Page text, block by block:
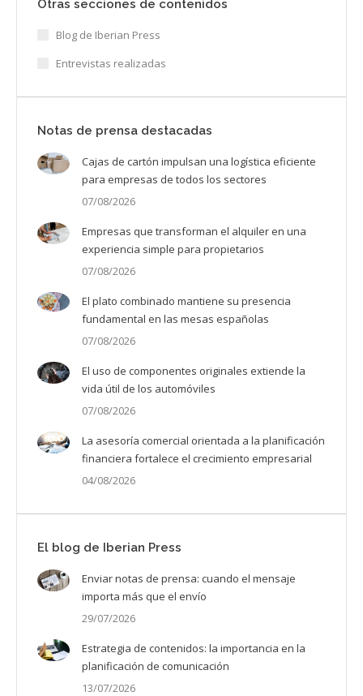
Otras secciones de contenidos
Blog de Iberian Press
Entrevistas realizadas
Notas de prensa destacadas
Cajas de cartón impulsan una logística eficiente
para empresas de todos los sectores
07/08/2026
Empresas que transforman el alquiler en una
experiencia simple para propietarios
07/08/2026
El plato combinado mantiene su presencia
fundamental en las mesas españolas
07/08/2026
El uso de componentes originales extiende la
vida útil de los automóviles
07/08/2026
La asesoría comercial orientada a la planificación
financiera fortalece el crecimiento empresarial
04/08/2026
El blog de Iberian Press
Enviar notas de prensa: cuando el mensaje
importa más que el envío
29/07/2026
Estrategia de contenidos: la importancia en la
planificación de comunicación
13/07/2026